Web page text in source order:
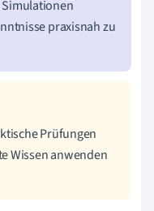
praxisnah zu
Prüfungen
Wissen anwenden